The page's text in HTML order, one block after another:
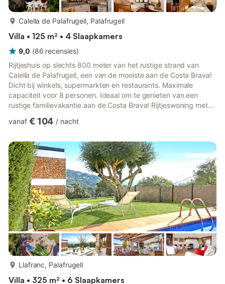
Calella de Palafrugell, Palafrugell
Villa • 125 m² • 4 Slaapkamers
9,0 (86 recensies)
Rijtjeshuis op slechts 800 meter van het rustige strand van
Calella de Palafrugell, een van de mooiste aan de Costa Brava!
Dicht bij winkels, supermarkten en restaurants. Maximale
capaciteit voor 8 personen. Ideaal om te genieten van een
rustige familievakantie aan de Costa Brava! Rijtjeswoning met
directe toegang tot het terras. Keuken met al het benodigde
koelkast, oven en magnetron. Het huis bestaat uit 3
hoofdkamers met elk een tweepersoonsbed (135x190cm en
135x180cm) en een k...
vanaf € 104 / nacht
Llafranc, Palafrugell
Villa • 325 m² • 6 Slaapkamers